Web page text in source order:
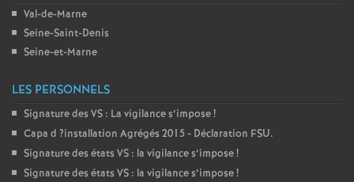
d
d
Val-de-Marne
Seine-Saint-Denis
Seine-et-Marne
LES PERSONNELS
Signature des VS : La vigilance s’impose!
Capa d ?installation Agrégés 2015 - Déclaration FSU.
Signature des états VS : la vigilance s’impose!
Signature des états VS : la vigilance s’impose!